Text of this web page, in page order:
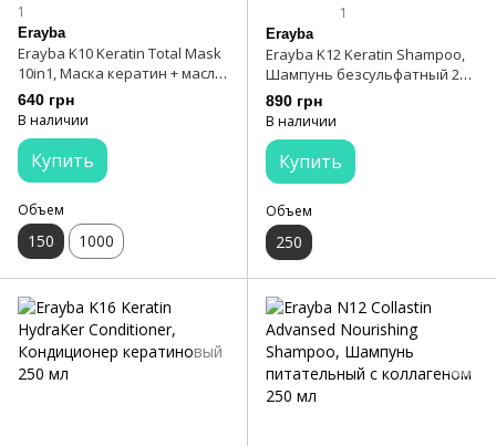
1
Erayba
Erayba K10 Keratin Total Mask
10in1, Маска кератин + масло
арганы 150 мл
640 грн
В наличии
Купить
Объем
150 1000
1
Erayba
Erayba K12 Keratin Shampoo,
Шампунь безсульфатный 250
мл
890 грн
В наличии
Купить
Объем
250